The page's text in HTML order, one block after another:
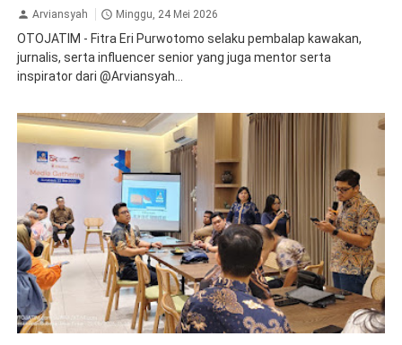
Arviansyah Minggu, 24 Mei 2026
OTOJATIM - Fitra Eri Purwotomo selaku pembalap kawakan,
jurnalis, serta influencer senior yang juga mentor serta
inspirator dari @Arviansyah...